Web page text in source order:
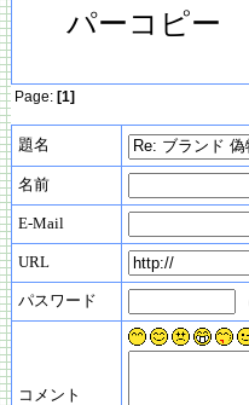
パーコピー
Page: [1]
題名
名前
E-Mail
URL
パスワード
コメント